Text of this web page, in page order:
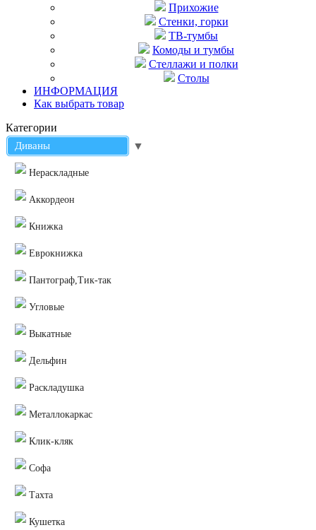
Прихожие
Стенки, горки
ТВ-тумбы
Комоды и тумбы
Стеллажи и полки
Столы
ИНФОРМАЦИЯ
Как выбрать товар
Категории
Диваны ▼
Нераскладные
Аккордеон
Книжка
Еврокнижка
Пантограф,Тик-так
Угловые
Выкатные
Дельфин
Раскладушка
Металлокаркас
Клик-кляк
Софа
Тахта
Кушетка